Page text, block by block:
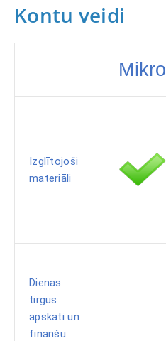
Kontu veidi
Mikro
Izglītojoši
materiāli
Dienas
tirgus
apskati un
finanšu